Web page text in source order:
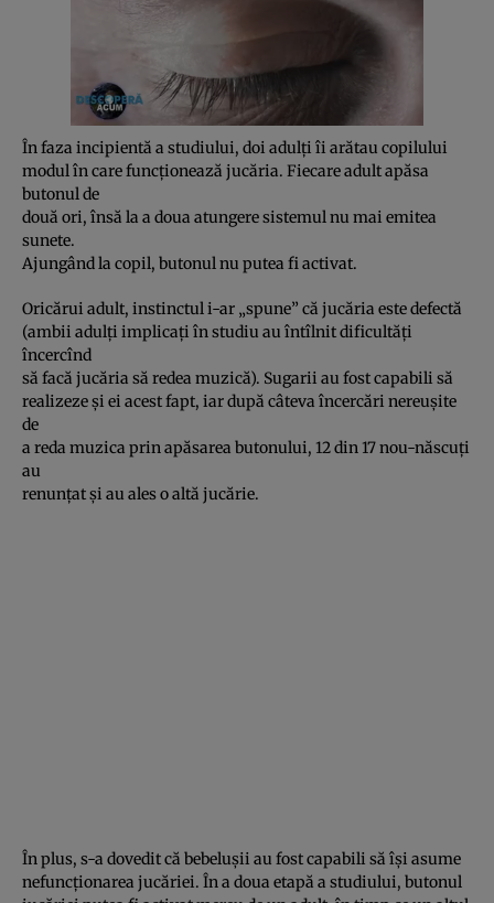
În faza incipientă a studiului, doi adulţi îi arătau copilului
modul în care funcţionează jucăria. Fiecare adult apăsa
butonul de
două ori, însă la a doua atungere sistemul nu mai emitea
sunete.
Ajungând la copil, butonul nu putea fi activat.
Oricărui adult, instinctul i-ar „spune” că jucăria este defectă
(ambii adulţi implicaţi în studiu au întîlnit dificultăţi
încercînd
să facă jucăria să redea muzică). Sugarii au fost capabili să
realizeze şi ei acest fapt, iar după câteva încercări nereuşite
de
a reda muzica prin apăsarea butonului, 12 din 17 nou-născuţi
au
renunţat şi au ales o altă jucărie.
În plus, s-a dovedit că bebeluşii au fost capabili să îşi asume
nefuncţionarea jucăriei. În a doua etapă a studiului, butonul